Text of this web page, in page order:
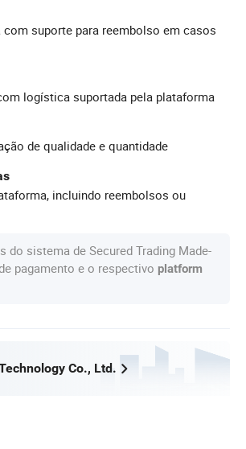
suporte para reembolso em casos
logística suportada pela plataforma
de qualidade e quantidade
incluindo reembolsos ou
sistema de Secured Trading Made-
pagamento e o respectivo platform
Co., Ltd.